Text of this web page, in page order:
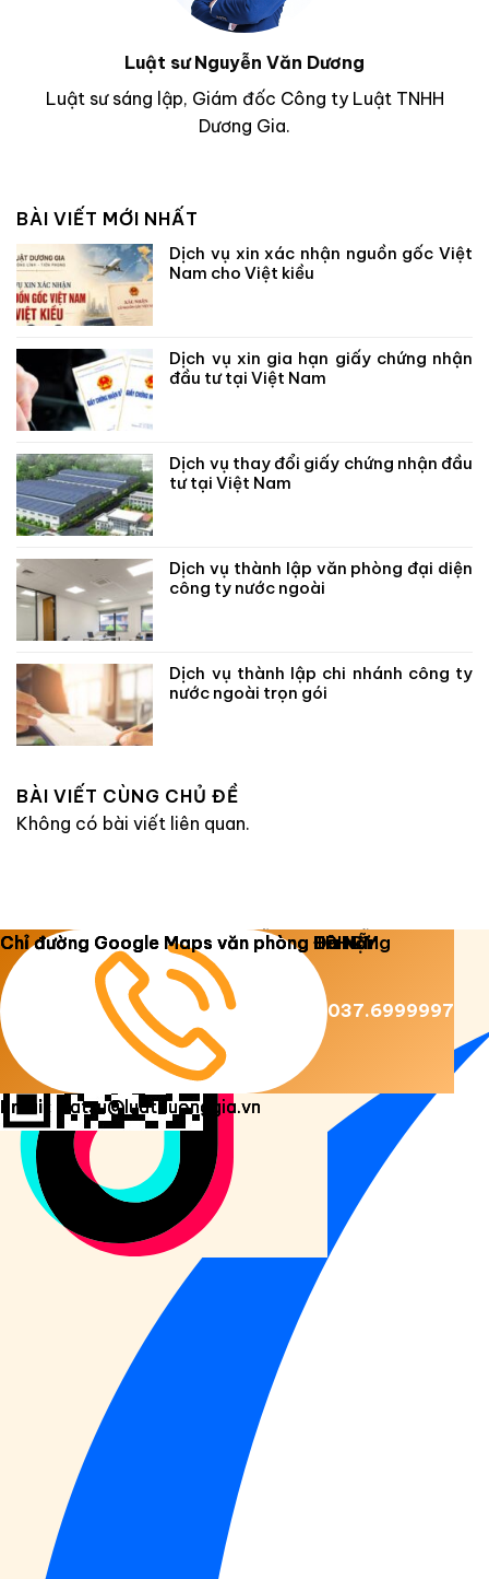
Luật sư Nguyễn Văn Dương
Luật sư sáng lập, Giám đốc Công ty Luật TNHH
Dương Gia.
BÀI VIẾT MỚI NHẤT
Dịch vụ xin xác nhận nguồn gốc Việt
Nam cho Việt kiều
Dịch vụ xin gia hạn giấy chứng nhận
đầu tư tại Việt Nam
Dịch vụ thay đổi giấy chứng nhận đầu
tư tại Việt Nam
Dịch vụ thành lập văn phòng đại diện
công ty nước ngoài
Dịch vụ thành lập chi nhánh công ty
nước ngoài trọn gói
BÀI VIẾT CÙNG CHỦ ĐỀ
Không có bài viết liên quan.
Copyright 2026 © Luật Dương Gia